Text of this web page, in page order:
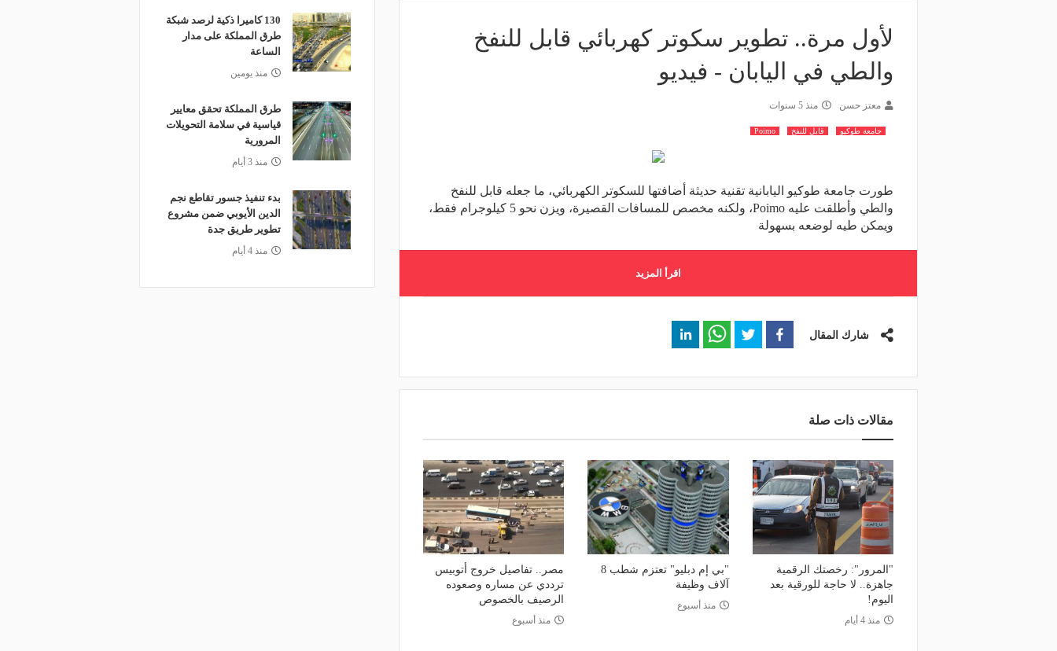
لأول مرة.. تطوير سكوتر كهربائي قابل للنفخ
والطي في اليابان - فيديو
معتز حسن منذ 5 سنوات
جامعة طوكيو قابل للنفخ Poimo
طورت جامعة طوكيو اليابانية تقنية حديثة أضافتها للسكوتر الكهربائي، ما جعله قابل للنفخ
والطي وأطلقت عليه Poimo، ولكنه مخصص للمسافات القصيرة، ويزن نحو 5 كيلوجرام فقط،
ويمكن طيه لوضعه بسهولة
اقرأ المزيد
شارك المقال
مقالات ذات صلة
"المرور": رخصتك الرقمية
جاهزة.. لا حاجة للورقية بعد
اليوم!
منذ 4 أيام
"بي إم دبليو" تعتزم شطب 8
آلاف وظيفة
منذ أسبوع
مصر.. تفاصيل خروج أتوبيس
ترددي عن مساره وصعوده
الرصيف بالخصوص
منذ أسبوع
130 كاميرا ذكية لرصد شبكة
طرق المملكة على مدار
الساعة
منذ يومين
طرق المملكة تحقق معايير
قياسية في سلامة التحويلات
المرورية
منذ 3 أيام
بدء تنفيذ جسور تقاطع نجم
الدين الأيوبي ضمن مشروع
تطوير طريق جدة
منذ 4 أيام